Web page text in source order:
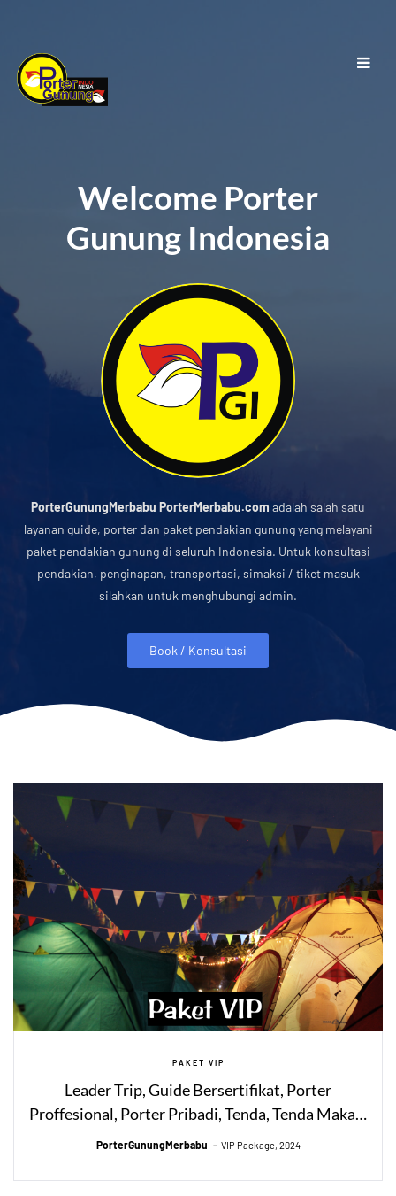
Welcome Porter
Gunung Indonesia
PorterGunungMerbabu PorterMerbabu.com adalah salah satu
layanan guide, porter dan paket pendakian gunung yang melayani
paket pendakian gunung di seluruh Indonesia. Untuk konsultasi
pendakian, penginapan, transportasi, simaksi / tiket masuk
silahkan untuk menghubungi admin.
Book / Konsultasi
PAKET VIP
Leader Trip, Guide Bersertifikat, Porter
Proffesional, Porter Pribadi, Tenda, Tenda Makan,
Tenda Toilet, Simaksi, Asuransi Pendakian, Alat
Matras, Sleeping Bag
PorterGunungMerbabu VIP Package, 2024